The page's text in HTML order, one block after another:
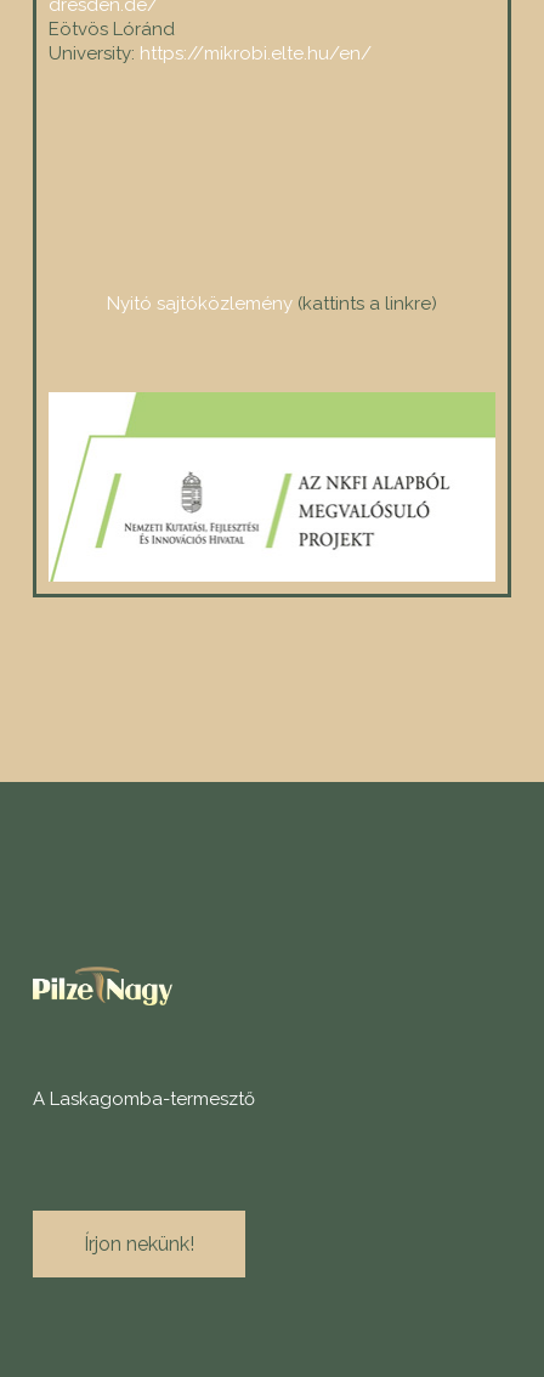
dresden.de/
Eötvös Lóránd
University: https://mikrobi.elte.hu/en/
Nyitó sajtóközlemény (kattints a linkre)
A Laskagomba-termesztő
Írjon nekünk!